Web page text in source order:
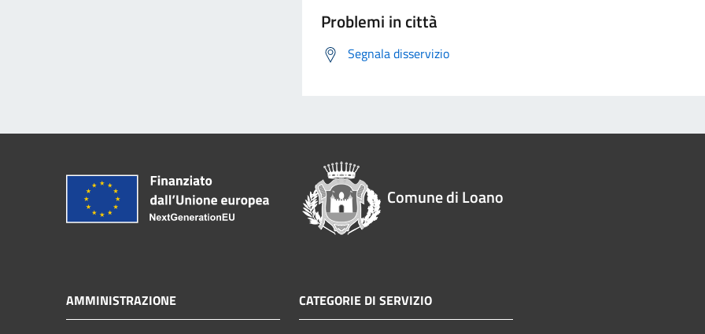
Problemi in città
Segnala disservizio
Comune di Loano
AMMINISTRAZIONE CATEGORIE DI SERVIZIO